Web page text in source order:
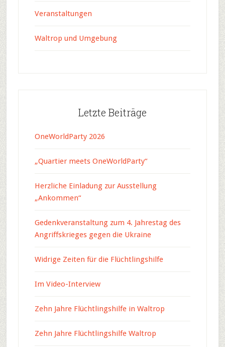
Veranstaltungen
Waltrop und Umgebung
Letzte Beiträge
OneWorldParty 2026
„Quartier meets OneWorldParty“
Herzliche Einladung zur Ausstellung
„Ankommen“
Gedenkveranstaltung zum 4. Jahrestag des
Angriffskrieges gegen die Ukraine
Widrige Zeiten für die Flüchtlingshilfe
Im Video-Interview
Zehn Jahre Flüchtlingshilfe in Waltrop
Zehn Jahre Flüchtlingshilfe Waltrop